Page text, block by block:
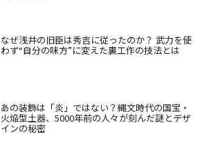
なぜ浅井の旧臣は秀吉に従ったのか？ 武力を使
わず“自分の味方”に変えた裏工作の技法とは
あの装飾は「炎」ではない？縄文時代の国宝・
火焔型土器、5000年前の人々が刻んだ謎とデザ
インの秘密